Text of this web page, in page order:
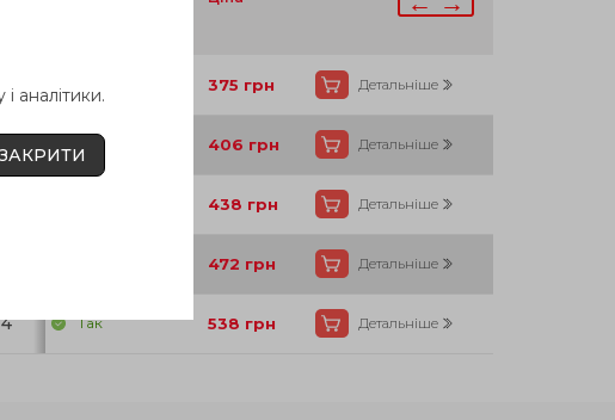
375 грн Детальніше
10 406 грн Детальніше
438 грн Детальніше
472 грн Детальніше
Так 538 грн Детальніше
аналітики.